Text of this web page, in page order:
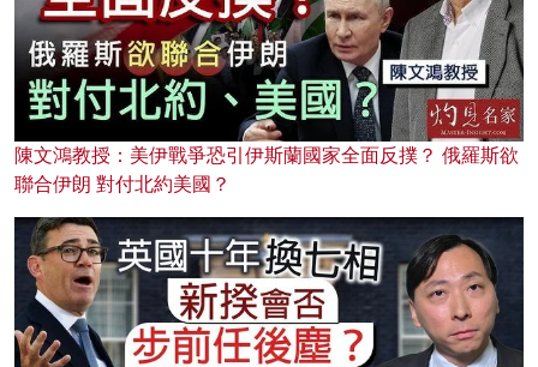
陳文鴻教授：美伊戰爭恐引伊斯蘭國家全面反撲？ 俄羅斯欲
聯合伊朗 對付北約美國？